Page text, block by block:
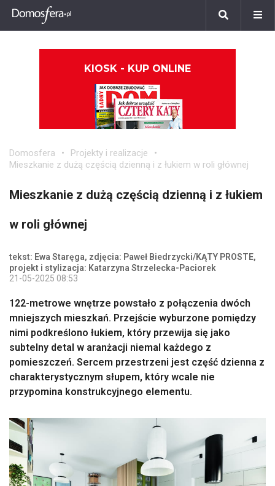
KIOSK - KUP ONLINE
Domosfera
Projekty i realizacje
Mieszkanie z dużą częścią dzienną i z łukiem w roli głównej
Mieszkanie z dużą częścią dzienną i z łukiem
w roli głównej
tekst: Ewa Staręga, zdjęcia: Paweł Biedrzycki/KĄTY PROSTE,
projekt i stylizacja: Katarzyna Strzelecka-Paciorek
21-05-2025 08:53
122-metrowe wnętrze powstało z połączenia dwóch
mniejszych mieszkań. Przejście wyburzone pomiędzy
nimi podkreślono łukiem, który przewija się jako
subtelny detal w aranżacji niemal każdego z
pomieszczeń. Sercem przestrzeni jest część dzienna z
charakterystycznym słupem, który wcale nie
przypomina konstrukcyjnego elementu.